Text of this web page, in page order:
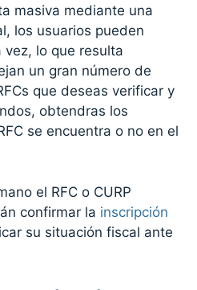
masiva mediante una
los usuarios pueden
lo que resulta
un gran número de
que deseas verificar y
obtendras los
se encuentra o no en el
el RFC o CURP
confirmar la inscripción
su situación fiscal ante